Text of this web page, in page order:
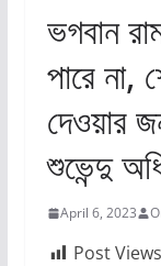
ভগবান
পারে না,
দেওয়ার
শুভেন্দু
April 6, 2023
Post